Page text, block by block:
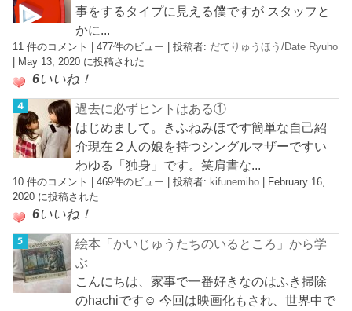
事をするタイプに見える僕ですが スタッフと
かに...
11 件のコメント |477件のビュー |投稿者: だてりゅうほう/Date Ryuho
| May 13, 2020 に投稿された
6いいね！
過去に必ずヒントはある①
はじめまして。きふねみほです簡単な自己紹
介現在２人の娘を持つシングルマザーですい
わゆる「独身」です。笑肩書な...
10 件のコメント |469件のビュー |投稿者: kifunemiho
February 16,
2020 に投稿された
6いいね！
絵本「かいじゅうたちのいるところ」から学
ぶ
こんにちは、家事で一番好きなのはふき掃除
のhachiです☺︎ 今回は映画化もされ、世界中で